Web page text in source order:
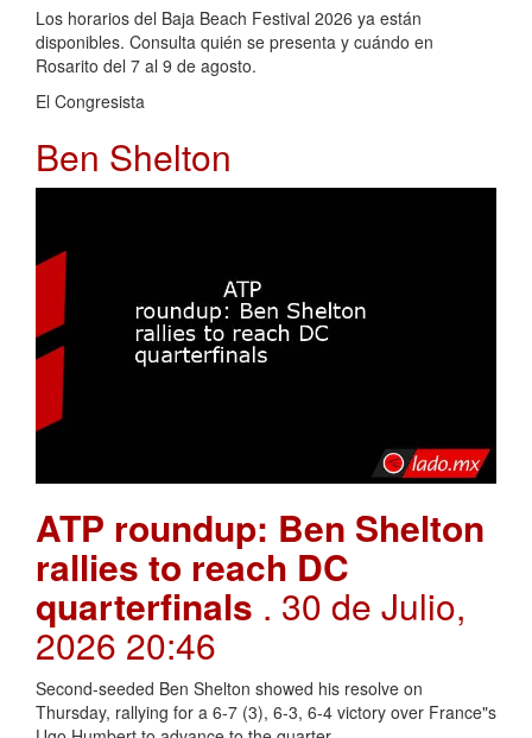
Los horarios del Baja Beach Festival 2026 ya están
disponibles. Consulta quién se presenta y cuándo en
Rosarito del 7 al 9 de agosto.
El Congresista
Ben Shelton
ATP roundup: Ben Shelton
rallies to reach DC
quarterfinals . 30 de Julio,
2026 20:46
Second-seeded Ben Shelton showed his resolve on
Thursday, rallying for a 6-7 (3), 6-3, 6-4 victory over France"s